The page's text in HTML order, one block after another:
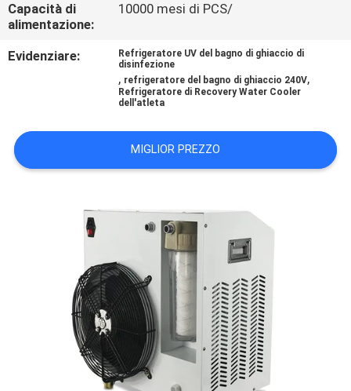
RICHIEDA
UNA
MAPPA
DEL
PRIVACY
Capacità di
alimentazione:
10000 mesi di PCS/
Evidenziare:
Refrigeratore UV del bagno di ghiaccio di
disinfezione
, refrigeratore del bagno di ghiaccio 240V,
Refrigeratore di Recovery Water Cooler
dell'atleta
MIGLIOR PREZZO